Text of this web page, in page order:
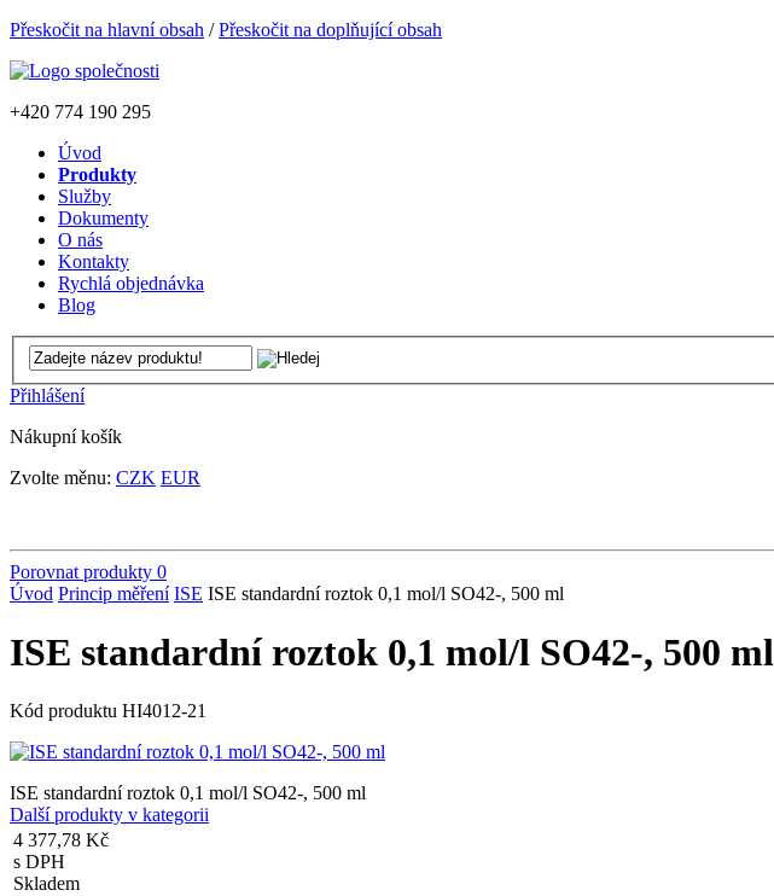
Přeskočit na hlavní obsah /Přeskočit na doplňující obsah
+420 774 190 295
Úvod
Produkty
Služby
Dokumenty
O nás
Kontakty
Rychlá objednávka
Blog
Přihlášení
Nákupní košík
Zvolte měnu: CZK EUR
Porovnat produkty 0
Úvod Princip měření ISE ISE standardní roztok 0,1 mol/l SO42-, 500 ml
ISE standardní roztok 0,1 mol/l SO42-, 500 ml
Kód produktu HI4012-21
ISE standardní roztok 0,1 mol/l SO42-, 500 ml
Další produkty v kategorii
4 377,78 Kč
s DPH
Skladem